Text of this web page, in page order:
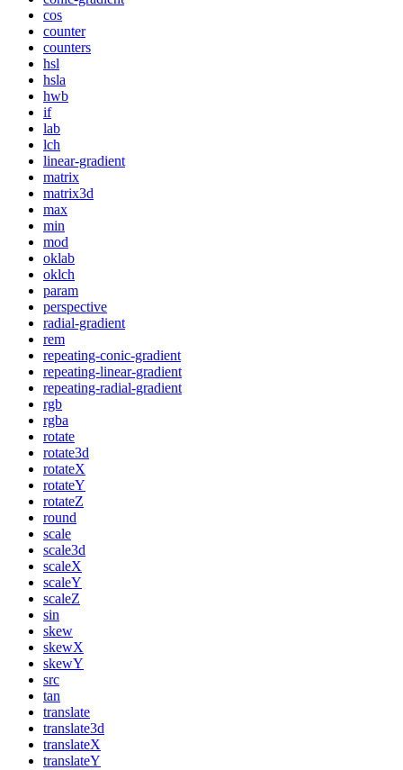
cos
counter
counters
hsl
hsla
hwb
if
lab
lch
linear-gradient
matrix
matrix3d
max
min
mod
oklab
oklch
param
perspective
radial-gradient
rem
repeating-conic-gradient
repeating-linear-gradient
repeating-radial-gradient
rgb
rgba
rotate
rotate3d
rotateX
rotateY
rotateZ
round
scale
scale3d
scaleX
scaleY
scaleZ
sin
skew
skewX
skewY
src
tan
translate
translate3d
translateX
translateY